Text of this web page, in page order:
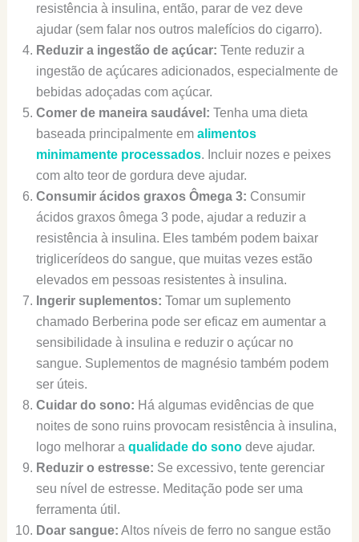
resistência à insulina, então, parar de vez deve
ajudar (sem falar nos outros malefícios do cigarro).
Reduzir a ingestão de açúcar: Tente reduzir a
ingestão de açúcares adicionados, especialmente de
bebidas adoçadas com açúcar.
Comer de maneira saudável: Tenha uma dieta
baseada principalmente em alimentos
minimamente processados. Incluir nozes e peixes
com alto teor de gordura deve ajudar.
Consumir ácidos graxos Ômega 3: Consumir
ácidos graxos ômega 3 pode, ajudar a reduzir a
resistência à insulina. Eles também podem baixar
triglicerídeos do sangue, que muitas vezes estão
elevados em pessoas resistentes à insulina.
Ingerir suplementos: Tomar um suplemento
chamado Berberina pode ser eficaz em aumentar a
sensibilidade à insulina e reduzir o açúcar no
sangue. Suplementos de magnésio também podem
ser úteis.
Cuidar do sono: Há algumas evidências de que
noites de sono ruins provocam resistência à insulina,
logo melhorar a qualidade do sonodeve ajudar.
Reduzir o estresse: Se excessivo, tente gerenciar
seu nível de estresse. Meditação pode ser uma
ferramenta útil.
Doar sangue: Altos níveis de ferro no sangue estão